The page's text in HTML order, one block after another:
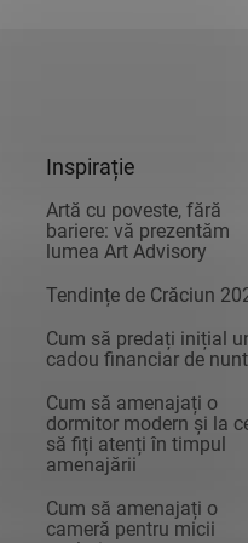
Inspirație
Artă cu poveste, fără
bariere: vă prezentăm
lumea Art Advisory
Tendințe de Crăciun
Cum să predați inițial
cadou financiar de
Cum să amenajați o
dormitor modern și la
să fiți atenți în timpul
amenajării
Cum să amenajați o
cameră pentru micii